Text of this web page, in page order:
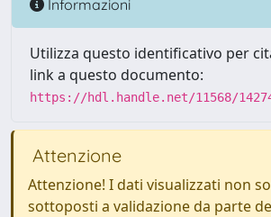
Informazioni
Utilizza questo identificativo per
link a questo documento:
https://hdl.handle.net/11568/
Attenzione
Attenzione! I dati visualizzati non
sottoposti a validazione da parte